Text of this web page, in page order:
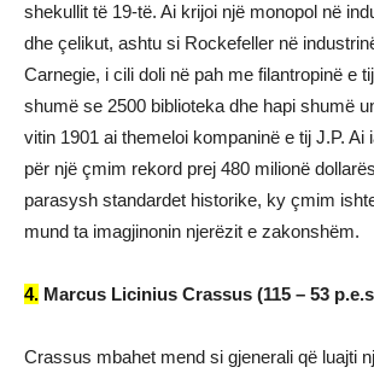
shekullit të 19-të. Ai krijoi një monopol në
dhe çelikut, ashtu si Rockefeller në
Carnegie, i cili doli në pah me filantropinë e
shumë se 2500 biblioteka dhe hapi shumë
vitin 1901 ai themeloi kompaninë e tij J.P. Ai
për një çmim rekord prej 480 milionë
parasysh standardet historike, ky çmim
mund ta imagjinonin njerëzit e zakonshëm.
4. Marcus Licinius Crassus (115 – 53
Crassus mbahet mend si gjenerali që luajti